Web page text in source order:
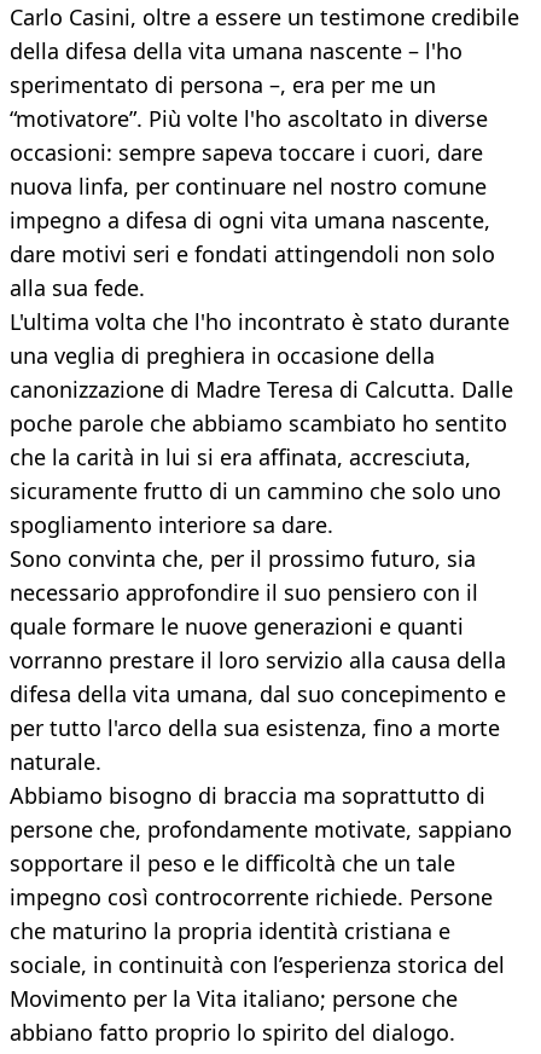
Carlo Casini, oltre a essere un testimone credibile
della difesa della vita umana nascente – l'ho
sperimentato di persona –, era per me un
“motivatore”. Più volte l'ho ascoltato in diverse
occasioni: sempre sapeva toccare i cuori, dare
nuova linfa, per continuare nel nostro comune
impegno a difesa di ogni vita umana nascente,
dare motivi seri e fondati attingendoli non solo
alla sua fede.
L'ultima volta che l'ho incontrato è stato durante
una veglia di preghiera in occasione della
canonizzazione di Madre Teresa di Calcutta. Dalle
poche parole che abbiamo scambiato ho sentito
che la carità in lui si era affinata, accresciuta,
sicuramente frutto di un cammino che solo uno
spogliamento interiore sa dare.
Sono convinta che, per il prossimo futuro, sia
necessario approfondire il suo pensiero con il
quale formare le nuove generazioni e quanti
vorranno prestare il loro servizio alla causa della
difesa della vita umana, dal suo concepimento e
per tutto l'arco della sua esistenza, fino a morte
naturale.
Abbiamo bisogno di braccia ma soprattutto di
persone che, profondamente motivate, sappiano
sopportare il peso e le difficoltà che un tale
impegno così controcorrente richiede. Persone
che maturino la propria identità cristiana e
sociale, in continuità con l’esperienza storica del
Movimento per la Vita italiano; persone che
abbiano fatto proprio lo spirito del dialogo.